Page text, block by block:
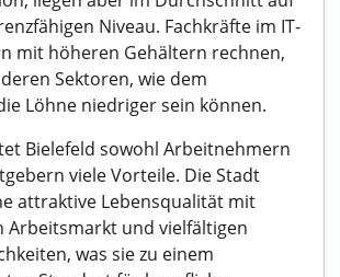
Niveau. Fachkräfte im IT-
mit höheren Gehältern rechnen,
Sektoren, wie dem
Löhne niedriger sein können.
Bielefeld sowohl Arbeitnehmern
viele Vorteile. Die Stadt
attraktive Lebensqualität mit
Arbeitsmarkt und vielfältigen
was sie zu einem